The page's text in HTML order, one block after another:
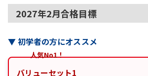
2027年2月合格目標
▼初学者の方にオススメ
人気No1！
バリューセット1